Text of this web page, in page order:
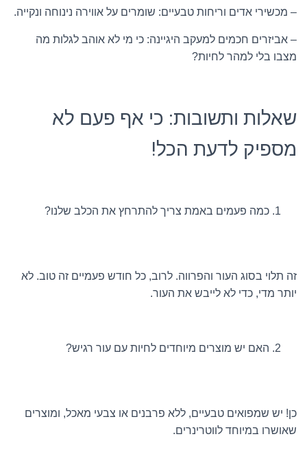
– מכשירי אדים וריחות טבעיים: שומרים על אווירה נינוחה ונקייה.
– אביזרים חכמים למעקב היגיינה: כי מי לא אוהב לגלות מה
מצבו בלי למהר לחיות?
שאלות ותשובות: כי אף פעם לא
מספיק לדעת הכל!
כמה פעמים באמת צריך להתרחץ את הכלב שלנו?
זה תלוי בסוג העור והפרווה. לרוב, כל חודש פעמיים זה טוב. לא
יותר מדי, כדי לא לייבש את העור.
האם יש מוצרים מיוחדים לחיות עם עור רגיש?
כן! יש שמפואים טבעיים, ללא פרבנים או צבעי מאכל, ומוצרים
שאושרו במיוחד לווטרינרים.